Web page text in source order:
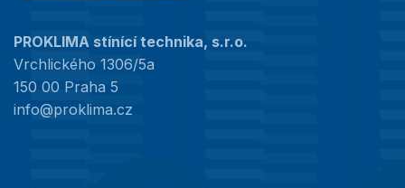
PROKLIMA stínící technika, s.r.o.
Vrchlického 1306/5a
150 00 Praha 5
info@proklima.cz